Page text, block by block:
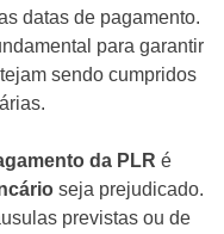
datas de pagamento.
para garantir
sendo cumpridos
da PLR é
seja prejudicado.
previstas ou de